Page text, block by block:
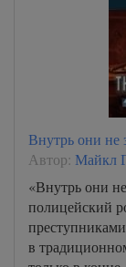
Внутрь они не
Автор: Майкл
«Внутрь они
полицейский
в